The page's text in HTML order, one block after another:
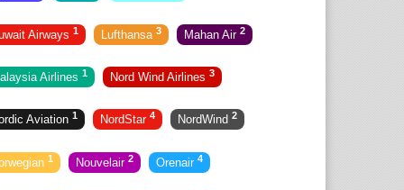
Airways 1 Lufthansa 3 Mahan Air 2
Airlines 1 Nord Wind Airlines 3
Aviation 1 NordStar 4 NordWind 2
1 Nouvelair 2 Orenair 4